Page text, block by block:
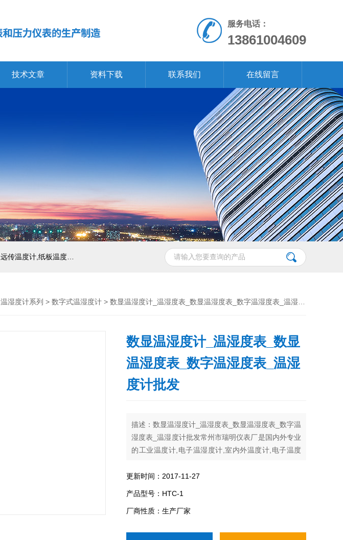
服务电话：
13861004609
技术文章 资料下载 联系我们 在线留言
温湿度计系列 > 数字式温湿度计> 数显温湿度计_温湿度表_数显温湿度表_数字温湿度表_温湿度计批发
数显温湿度计_温湿度表_数显
温湿度表_数字温湿度表_温湿
度计批发
描述：数显温湿度计_温湿度表_数显温湿度表_数字温
湿度表_温湿度计批发常州市瑞明仪表厂是国内外专业
的工业温度计,电子温湿度计,室内外温度计,电子温度
度计,室内外温度计,电子温度计,数字温湿度计,数显温
湿度计,数字温度计,数显温度计.
更新时间：2017-11-27
产品型号：HTC-1
厂商性质：生产厂家